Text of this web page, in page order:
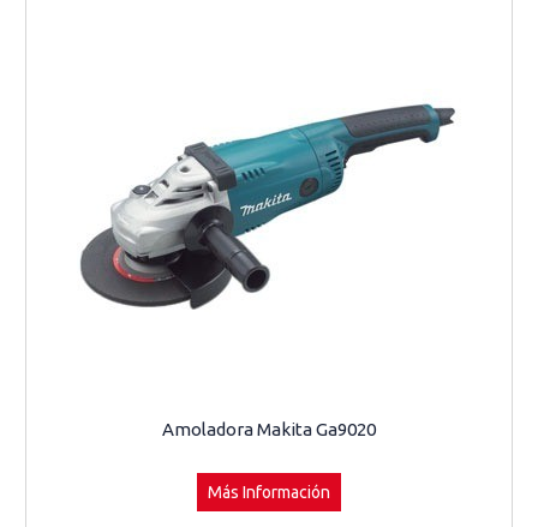
Amoladora Makita Ga9020
Más Información